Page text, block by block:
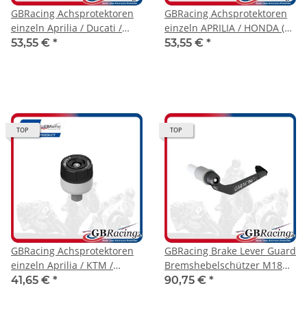
GBRacing Achsprotektoren
einzeln Aprilia / Ducati /
KTM ( bitte
53,55 € *
GBRacing Achsprotektoren
einzeln APRILIA / HONDA (
bitte Modellzuordnung
53,55 € *
TOP
GBRacing Achsprotektoren
einzeln Aprilia / KTM /
YAMAHA ( bitte
41,65 € *
TOP
GBRacing Brake Lever Guard
Bremshebelschützer M18
mit 15 mm Spacer
90,75 € *